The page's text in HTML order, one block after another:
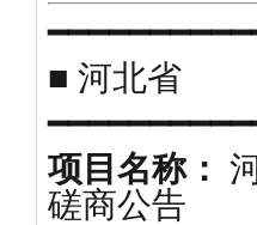
■ 河北省
项目名称：
磋商公告